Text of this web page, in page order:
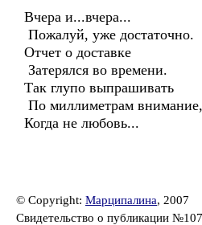
Вчера и...вчера...
Пожалуй, уже достаточно.
Отчет о доставке
Затерялся во времени.
Так глупо выпрашивать
По миллиметрам внимание,
Когда не любовь...
© Copyright: Марципалина, 2007
Свидетельство о публикации